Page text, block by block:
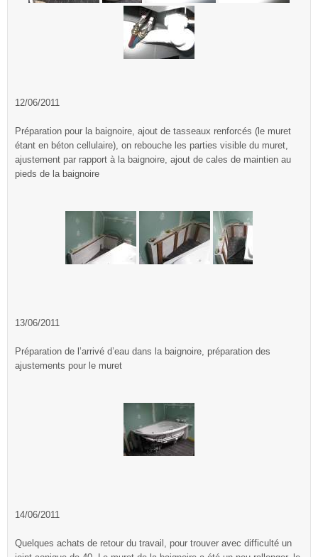
12/06/2011
Préparation pour la baignoire, ajout de tasseaux renforcés (le muret
étant en béton cellulaire), on rebouche les parties visible du muret,
ajustement par rapport à la baignoire, ajout de cales de maintien au
pieds de la baignoire
13/06/2011
Préparation de l’arrivé d’eau dans la baignoire, préparation des
ajustements pour le muret
14/06/2011
Quelques achats de retour du travail, pour trouver avec difficulté un